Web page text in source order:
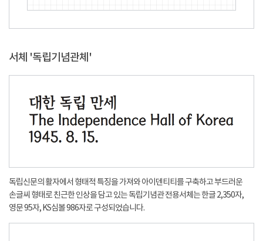
서체 '독립기념관체'
독립신문의 활자에서 형태적 특징을 가져와 아이덴티티를 구축하고 부드러운
손글씨 형태로 친근한 인상을 담고 있는 독립기념관 전용서체는 한글 2,350자,
영문 95자, KS심볼 986자로 구성되었습니다.